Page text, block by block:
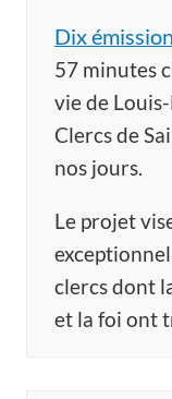
Dix
57 minutes
vie de
Clercs de
nos jours.
Le projet
clercs dont
et la foi ont